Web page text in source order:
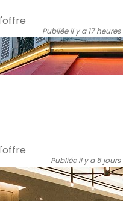
Publiée il y a 17 heures
Publiée il y a 5 jours